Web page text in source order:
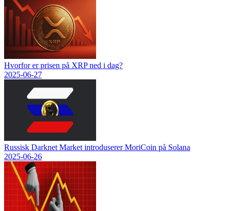
Hvorfor er prisen på XRP ned i dag?
2025-06-27
Russisk Darknet Market introduserer MoriCoin på Solana
2025-06-26